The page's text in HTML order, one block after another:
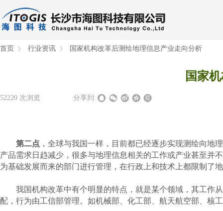
首页 》 行业资讯 》 国家机构改革后测绘地理信息产业走向分析
国家
52220 次浏览 分享到:
第二点 ，全球与我国一样，目前都已经逐步实现测绘向地
产品需求日趋减少，很多与地理信息相关的工作或产业甚至并
为基础发展而来的部门进行管理，在行政上和技术上都限制了
我国机构改革中有个明显的特点，就是某个领域，其工作从
配，行为由工信部管理。如机械部、化工部、航天航空部、核